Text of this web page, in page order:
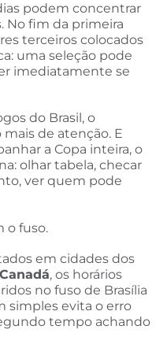
podem concentrar
No fim da primeira
terceiros colocados
uma seleção pode
imediatamente se
do Brasil, o
de atenção. E
a Copa inteira, o
olhar tabela, checar
ver quem pode
o fuso.
em cidades dos
Canadá, os horários
no fuso de Brasília
simples evita o erro
tempo achando